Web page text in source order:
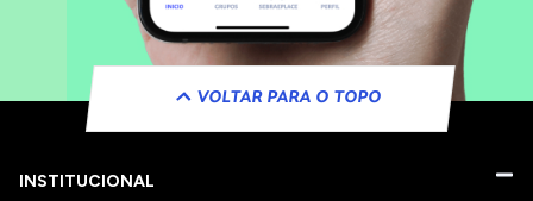
VOLTAR PARA O TOPO
INSTITUCIONAL